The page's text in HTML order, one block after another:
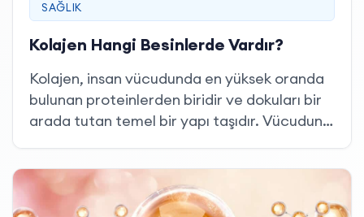
SAĞLIK
Kolajen Hangi Besinlerde Vardır?
Kolajen, insan vücudunda en yüksek oranda
bulunan proteinlerden biridir ve dokuları bir
arada tutan temel bir yapı taşıdır. Vücudun
çevresel faktörlere bağlı olarak zamanla
azalabilir.